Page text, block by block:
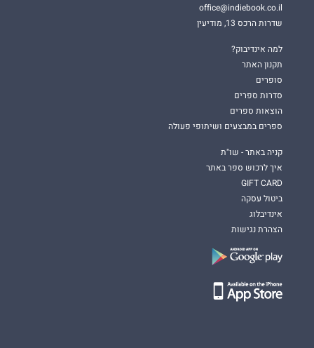
office@indiebook.co.il
שדרות הרכס 13, מודיעין
למה אינדיבוק?
תקנון האתר
סופרים
סדרות ספרים
הוצאות ספרים
ספרים במבצעים ושיתופי פעולה
קניה באתר - שו"ת
איך לרכוש ספר באתר
GIFT CARD
ביטול עסקה
אינדיבלוג
הצהרת נגישות